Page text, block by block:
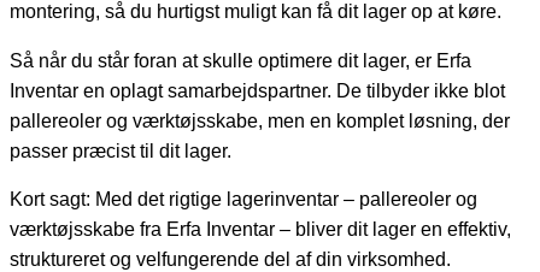
montering, så du hurtigst muligt kan få dit lager op at køre.
Så når du står foran at skulle optimere dit lager, er Erfa
Inventar en oplagt samarbejdspartner. De tilbyder ikke blot
pallereoler og værktøjsskabe, men en komplet løsning, der
passer præcist til dit lager.
Kort sagt: Med det rigtige lagerinventar – pallereoler og
værktøjsskabe fra Erfa Inventar – bliver dit lager en effektiv,
struktureret og velfungerende del af din virksomhed.